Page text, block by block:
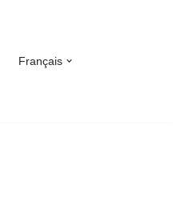
Français